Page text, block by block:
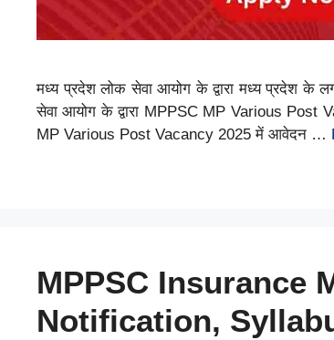
मध्य प्रदेश लोक सेवा आयोग के द्वारा मध्य प्रदेश के
सेवा आयोग के द्वारा MPPSC MP Various Post
MP Various Post Vacancy 2025 में आवेदन …
MPPSC Insurance
Notification,